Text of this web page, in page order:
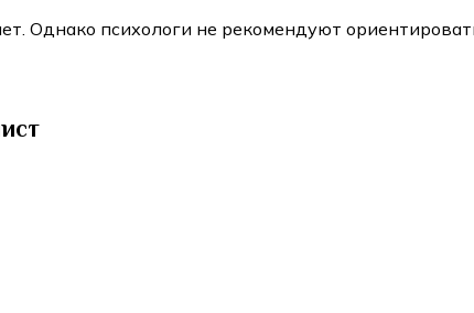
Однако психологи не рекомендуют